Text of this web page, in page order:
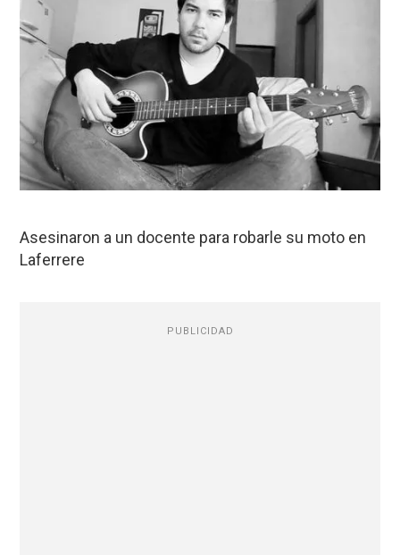
Asesinaron a un docente para robarle su moto en
Laferrere
PUBLICIDAD